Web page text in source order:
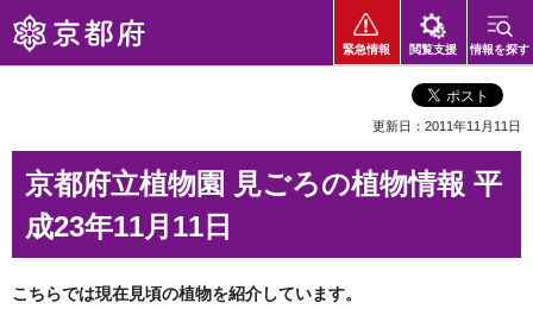
京都府
緊急情報 閲覧支援 情報を探す
更新日：2011年11月11日
京都府立植物園 見ごろの植物情報 平
成23年11月11日
こちらでは現在見頃の植物を紹介しています。